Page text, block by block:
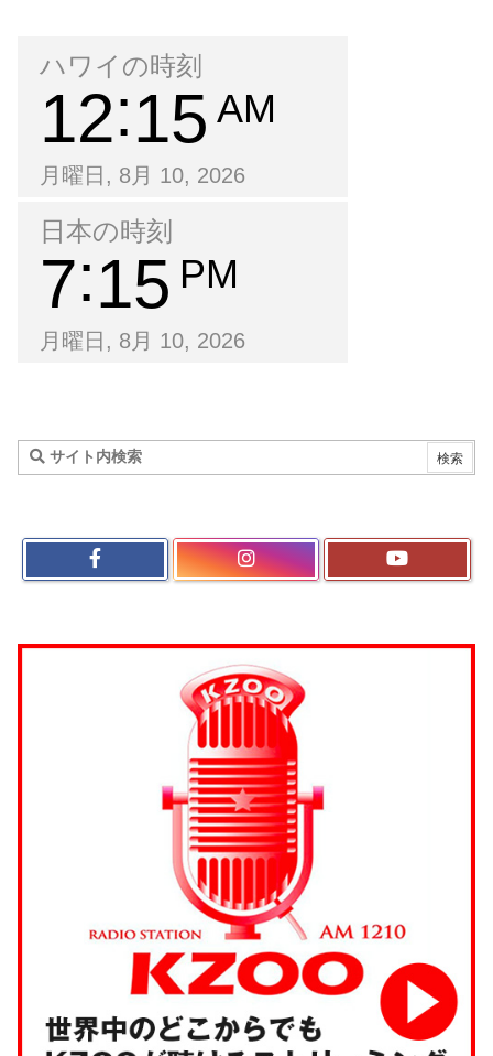
ハワイの時刻
12 15 AM
月曜日, 8月 10, 2026
日本の時刻
7 15 PM
月曜日, 8月 10, 2026